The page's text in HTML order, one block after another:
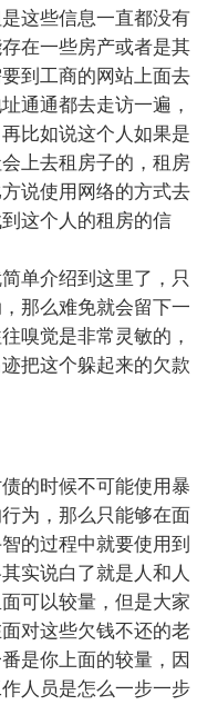
这些信息一直都没有
在一些房产或者是其
到工商的网站上面去
通通都去走访一遍，
比如说这个人如果是
上去租房子的，租房
说使用网络的方式去
这个人的租房的信
单介绍到这里了，只
那么难免就会留下一
嗅觉是非常灵敏的，
把这个躲起来的欠款
的时候不可能使用暴
为，那么只能够在面
的过程中就要使用到
实说白了就是人和人
可以较量，但是大家
对这些欠钱不还的老
是你上面的较量，因
人员是怎么一步一步